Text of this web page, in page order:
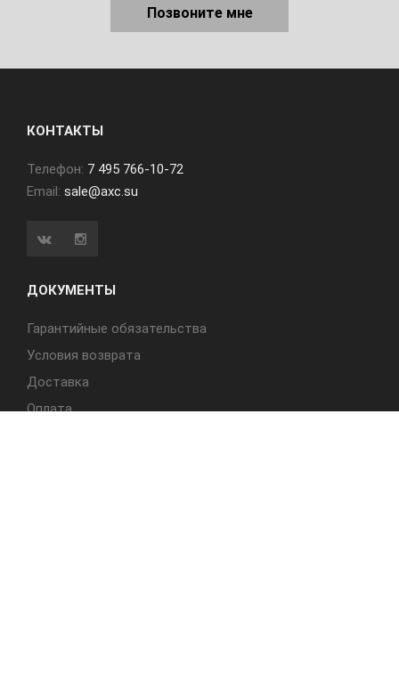
Позвоните мне
КОНТАКТЫ
Телефон: 7 495 766-10-72
Email: sale@axc.su
ДОКУМЕНТЫ
Гарантийные обязательства
Условия возврата
Доставка
Оплата